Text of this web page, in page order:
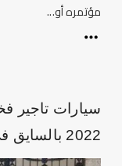
مؤتمره أو...
2022 بالسايق في مصر###